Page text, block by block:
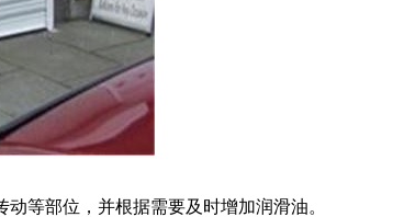
等部位，并根据需要及时增加润滑油。